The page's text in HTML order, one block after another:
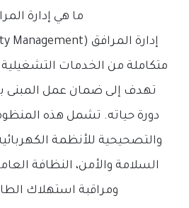
ما هي إدارة
متكاملة من الخدمات التشغيلية
تهدف إلى ضمان عمل المبنى
دورة حياته. تشمل هذه
والتصحيحية للأنظمة الكهربائية
السلامة والأمن، النظافة
ومراقبة استهلاك